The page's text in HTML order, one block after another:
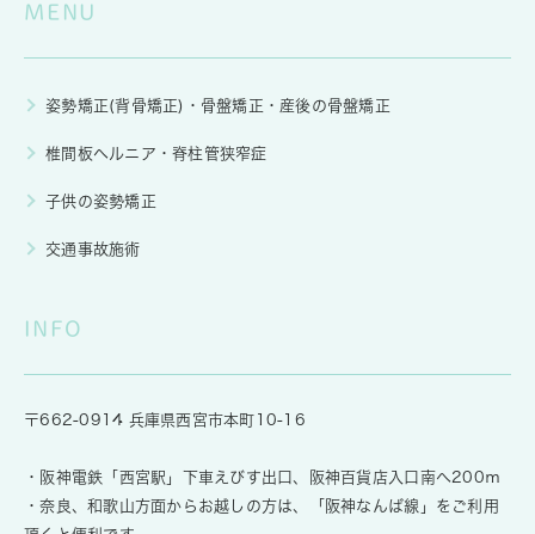
MENU
姿勢矯正(背骨矯正)・骨盤矯正・産後の骨盤矯正
椎間板ヘルニア・脊柱管狭窄症
子供の姿勢矯正
交通事故施術
INFO
〒662-0914 兵庫県西宮市本町10-16
・阪神電鉄「西宮駅」下車えびす出口、阪神百貨店入口南へ200ｍ
・奈良、和歌山方面からお越しの方は、「阪神なんば線」をご利用